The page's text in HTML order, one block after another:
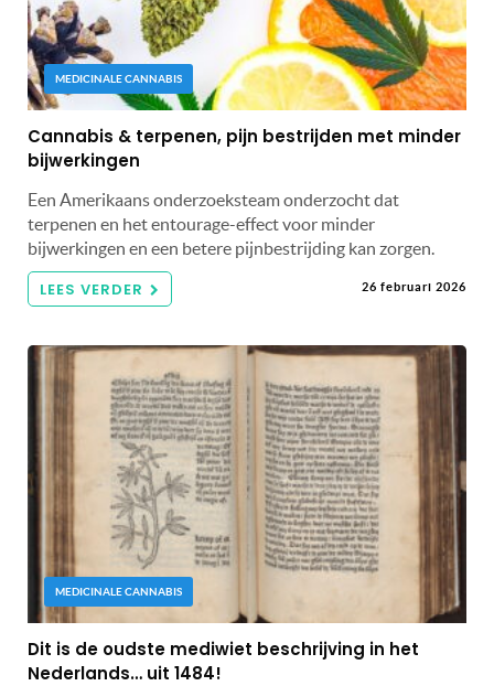
MEDICINALE CANNABIS
Cannabis & terpenen, pijn bestrijden met minder
bijwerkingen
Een Amerikaans onderzoeksteam onderzocht dat
terpenen en het entourage-effect voor minder
bijwerkingen en een betere pijnbestrijding kan zorgen.
LEES VERDER 26 februari 2026
MEDICINALE CANNABIS
Dit is de oudste mediwiet beschrijving in het
Nederlands… uit 1484!